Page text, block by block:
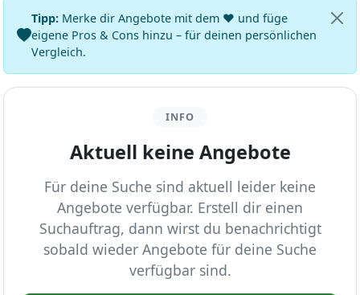
Tipp: Merke dir Angebote mit dem ♥ und füge
eigene Pros & Cons hinzu – für deinen persönlichen
Vergleich.
INFO
Aktuell keine Angebote
Für deine Suche sind aktuell leider keine
Angebote verfügbar. Erstell dir einen
Suchauftrag, dann wirst du benachrichtigt
sobald wieder Angebote für deine Suche
verfügbar sind.